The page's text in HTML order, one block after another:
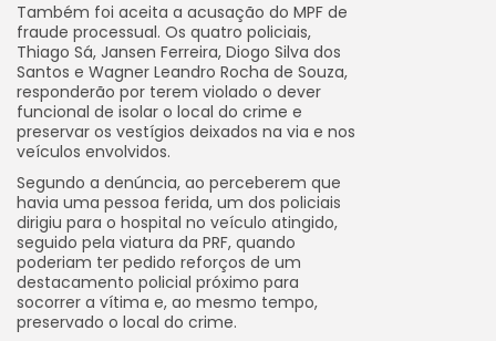
Também foi aceita a acusação do MPF de
fraude processual. Os quatro policiais,
Thiago Sá, Jansen Ferreira, Diogo Silva dos
Santos e Wagner Leandro Rocha de Souza,
responderão por terem violado o dever
funcional de isolar o local do crime e
preservar os vestígios deixados na via e nos
veículos envolvidos.
Segundo a denúncia, ao perceberem que
havia uma pessoa ferida, um dos policiais
dirigiu para o hospital no veículo atingido,
seguido pela viatura da PRF, quando
poderiam ter pedido reforços de um
destacamento policial próximo para
socorrer a vítima e, ao mesmo tempo,
preservado o local do crime.